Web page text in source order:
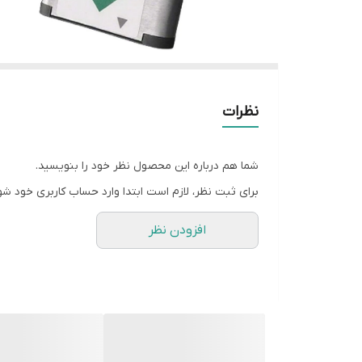
نظرات
شما هم درباره این محصول نظر خود را بنویسید.
برای ثبت نظر، لازم است ابتدا وارد حساب کاربری خود
افزودن نظر